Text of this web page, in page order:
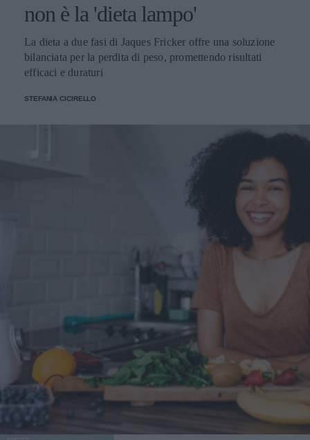
non è la 'dieta lampo'
La dieta a due fasi di Jaques Fricker offre una soluzione
bilanciata per la perdita di peso, promettendo risultati
efficaci e duraturi
STEFANIA CICIRELLO